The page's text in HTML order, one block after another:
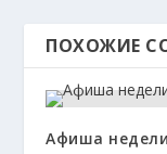
ПОХОЖИЕ
Афиша